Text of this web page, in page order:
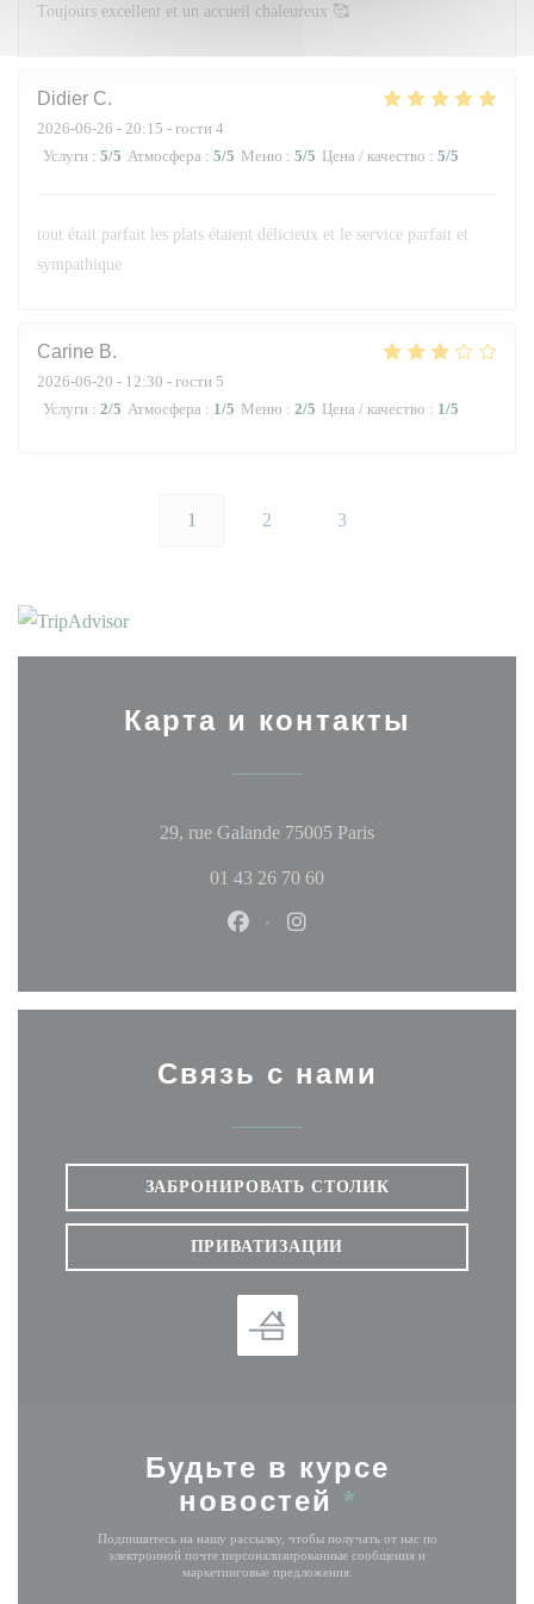
Toujours excellent et un accueil chaleureux 🥰
Didier C
2026-06-26 - 20:15 - гости 4
Услуги : 5/5 Атмосфера : 5/5 Меню : 5/5 Цена / качество : 5/5
tout était parfait les plats étaient délicieux et le service parfait et
sympathique
Carine B
2026-06-20 - 12:30 - гости 5
Услуги : 2/5 Атмосфера : 1/5 Меню : 2/5 Цена / качество : 1/5
1 2 3
Карта и контакты
29, rue Galande 75005 Paris((открывается в
01 43 26 70 60
Facebook ((открывается в
Связь с нами
ЗАБРОНИРОВАТЬ СТОЛИК
ПРИВАТИЗАЦИИ
Будьте в курсе
новостей *
Подпишитесь на нашу рассылку, чтобы получать от нас по
электронной почте персонализированные сообщения и
маркетинговые предложения.